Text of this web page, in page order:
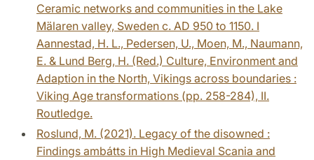
Ceramic networks and communities in the Lake
Mälaren valley, Sweden c. AD 950 to 1150. I
Aannestad, H. L., Pedersen, U., Moen, M., Naumann,
E. & Lund Berg, H. (Red.) Culture, Environment and
Adaption in the North, Vikings across boundaries :
Viking Age transformations (pp. 258-284), II.
Routledge.
Roslund, M. (2021). Legacy of the disowned :
Findings ambátts in High Medieval Scania and